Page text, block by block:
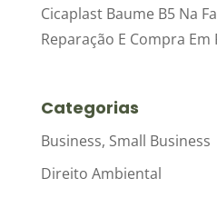
Cicaplast Baume B5 Na
Reparação E Compra
Categorias
Business, Small Business
Direito Ambiental